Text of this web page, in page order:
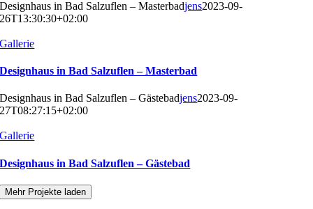
Designhaus in Bad Salzuflen – Masterbadjens2023-09-
26T13:30:30+02:00
Gallerie
Designhaus in Bad Salzuflen – Masterbad
Designhaus in Bad Salzuflen – Gästebadjens2023-09-
27T08:27:15+02:00
Gallerie
Designhaus in Bad Salzuflen – Gästebad
Mehr Projekte laden